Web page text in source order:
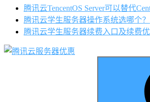
腾讯云TencentOS Server可以替代
腾讯云学生服务器操作系统选哪个？
腾讯云学生服务器续费入口及续费